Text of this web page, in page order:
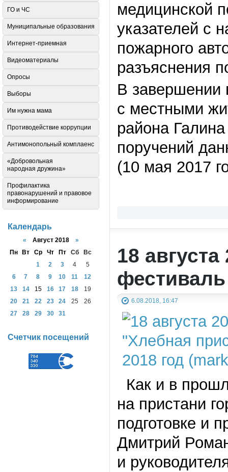
медицинской
указателей с
пожарного
разъяснения
В завершении
с местными
района
поручений
(10 мая 2017
18
6.08.2018, 16:47
Как и в
на пристани
подготовке и
Дмитрий
и
ГО и ЧС
Муниципальные образования
Интернет-приемная
Видеоматериалы
Опросы
Выборы
Им нужна мама
Противодействие коррупции
Антимонопольный комплаенс
«Добровольная
народная дружина»
Профилактика
правонарушений и правовое
информирование
Календарь
« Август 2018 »
Пн
Вт Ср Чт Пт Сб
Вс
1
2 3 4
5
6
7 8 9 10 11
12
13
14 15 16 17 18
19
20
21 22 23 24 25
26
27
28 29 30 31
Счетчик посещений